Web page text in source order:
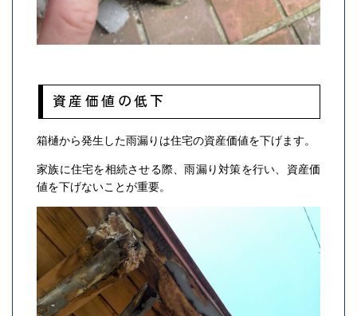
資産価値の低下
箱樋から発生した雨漏りは住宅の資産価値を下げます。
家族に住宅を相続させる際、雨漏り対策を行い、資産価
値を下げないことが重要。